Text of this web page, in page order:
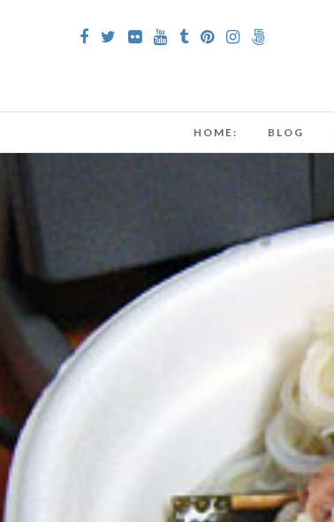
HOME: BLOG